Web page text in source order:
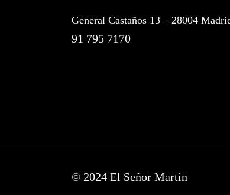
General Castaños 13 – 28004
91 795 7170
© 2024 El Señor Martín